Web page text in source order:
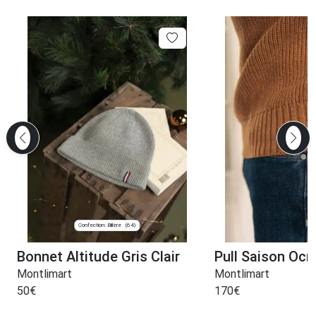
Confection: Billère (64)
Bonnet Altitude Gris Clair
Montlimart
50€
Pull Saison
Montlimart
170€